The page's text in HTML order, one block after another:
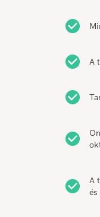
A
A
és